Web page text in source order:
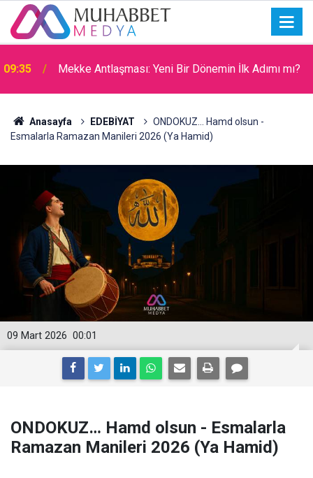
09:31 Filistin Kara Konvoyu
Anasayfa EDEBİYAT
ONDOKUZ… Hamd olsun -
Esmalarla Ramazan Manileri 2026 (Ya Hamid)
00:01
09 Mart 2026
ONDOKUZ… Hamd olsun - Esmalarla
Ramazan Manileri 2026 (Ya Hamid)